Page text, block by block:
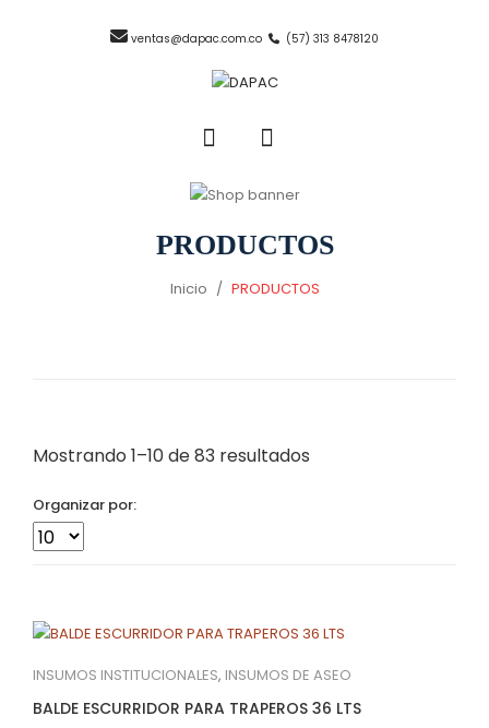
ventas@dapac.com.co (57) 313 8478120
PRODUCTOS
Inicio / PRODUCTOS
Mostrando 1–10 de 83 resultados
Organizar por:
INSUMOS INSTITUCIONALES, INSUMOS DE ASEO
BALDE ESCURRIDOR PARA TRAPEROS 36 LTS